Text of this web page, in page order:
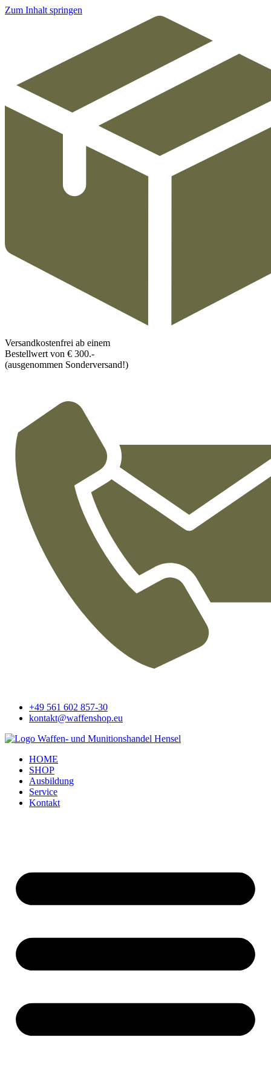
Zum Inhalt springen
Versandkostenfrei ab einem
Bestellwert von € 300.-
(ausgenommen Sonderversand!)
+49 561 602 857-30
kontakt@waffenshop.eu
HOME
SHOP
Ausbildung
Service
Kontakt